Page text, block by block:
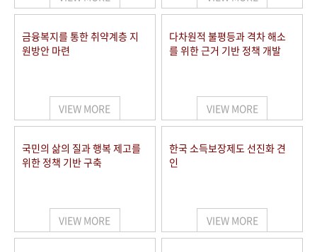
금융복지를 통한 취약계층 지
원방안 마련
VIEW MORE
다차원적 불평등과 격차 해소
를 위한 근거 기반 정책 개발
VIEW MORE
국민의 삶의 질과 행복 제고를
위한 정책 기반 구축
VIEW MORE
한국 소득보장제도 선진화 견
인
VIEW MORE